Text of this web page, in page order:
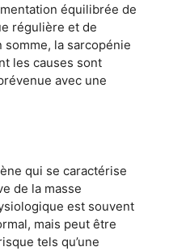
équilibrée de
régulière et de
somme, la sarcopénie
les causes sont
avec une
qui se caractérise
de la masse
est souvent
mais peut être
tels qu’une